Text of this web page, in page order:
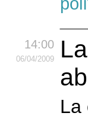
14:00
06/04/2009
La